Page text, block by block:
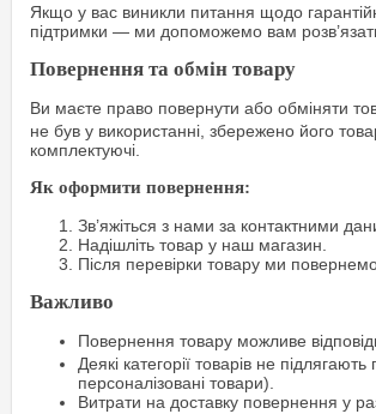
Якщо у вас виникли питання щодо
підтримки — ми допоможемо вам
Повернення та обмін товару
Ви маєте право повернути або обміняти
не був у використанні, збережено його
комплектуючі.
Як оформити повернення:
Зв’яжіться з нами за контактними
Надішліть товар у наш магазин.
Після перевірки товару ми
Важливо
Повернення товару можливе
Деякі категорії товарів не
персоналізовані товари).
Витрати на доставку повернення у